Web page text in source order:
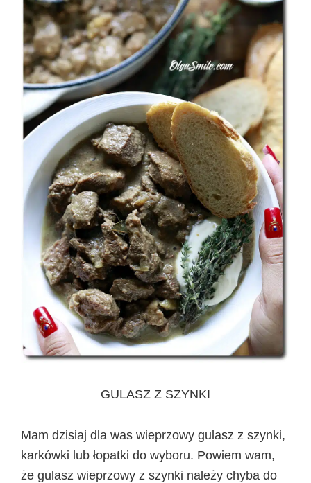
GULASZ Z SZYNKI
Mam dzisiaj dla was wieprzowy gulasz z szynki,
karkówki lub łopatki do wyboru. Powiem wam,
że gulasz wieprzowy z szynki należy chyba do